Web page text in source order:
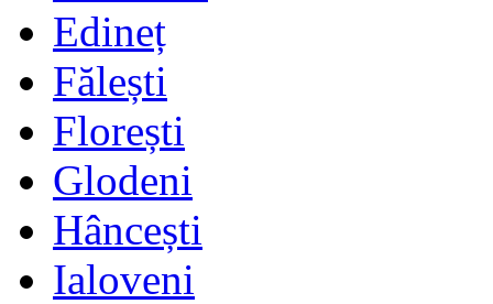
Edineț
Fălești
Florești
Glodeni
Hâncești
Ialoveni